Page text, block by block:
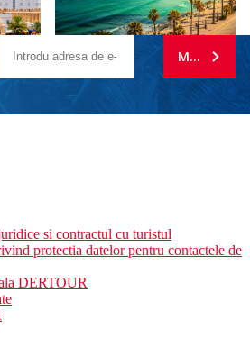
MA
si contractul cu turistul
protectia datelor pentru contactele de
DERTOUR